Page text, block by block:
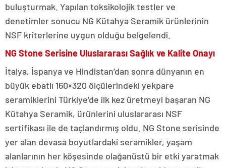
buluşturmak. Yapılan toksikolojik testler ve
denetimler sonucu NG Kütahya Seramik ürünlerinin
NSF kriterlerine uygun olduğu belgelendi.
NG Stone Serisine Uluslararası Sağlık ve Kalite Onayı
İtalya, İspanya ve Hindistan’dan sonra dünyanın en
büyük ebatlı 160×320 ölçülerindeki yekpare
seramiklerini Türkiye’de ilk kez üretmeyi başaran NG
Kütahya Seramik, ürünlerini uluslararası NSF
sertifikası ile de taçlandırmış oldu. NG Stone serisinde
yer alan devasa boyutlardaki seramikler, yaşam
alanlarının her köşesinde olağanüstü bir etki yaratmak